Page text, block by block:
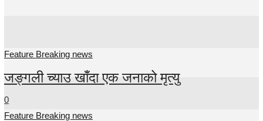
Feature Breaking news
जङ्गली च्याउ खाँदा एक जनाको मृत्यु
0
Feature Breaking news